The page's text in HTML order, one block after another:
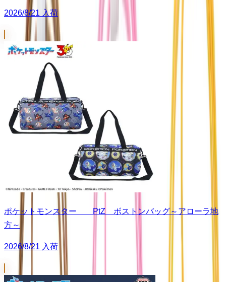
2026/8/21 入荷
ポケットモンスター PtZ ボストンバッグ～アローラ地
方～
2026/8/21 入荷